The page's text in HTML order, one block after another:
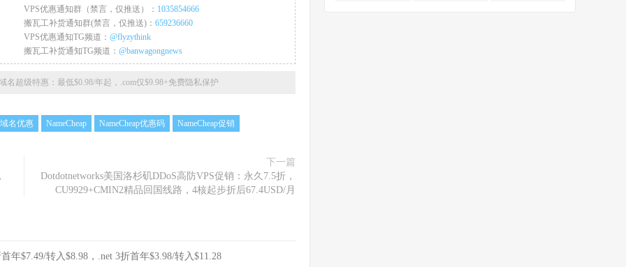
VPS优惠通知群（禁言，仅推送）： 1035854666
搬瓦工补货通知群(禁言，仅推送)： 659236660
VPS优惠通知TG频道： @flyzythink
搬瓦工补货通知TG频道： @banwagongnews
名超级特惠：最低$0.98/年起，.com仅$9.98+免费隐私保护
名优惠 NameCheap NameCheap优惠码 NameCheap促销
下一篇
Dotdotnetworks美国洛杉矶DDoS高防VPS促销：永久7.5折，
CU9929+CMIN2精品回国线路，4核起步折后67.4USD/月
年$7.49/转入$8.98，.net 3折首年$3.98/转入$11.28